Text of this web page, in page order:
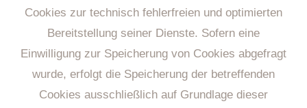
Cookies zur technisch fehlerfreien und optimierten
Bereitstellung seiner Dienste. Sofern eine
Einwilligung zur Speicherung von Cookies abgefragt
wurde, erfolgt die Speicherung der betreffenden
Cookies ausschließlich auf Grundlage dieser